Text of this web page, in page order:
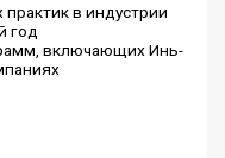
практик в индустрии
год
включающих Инь-